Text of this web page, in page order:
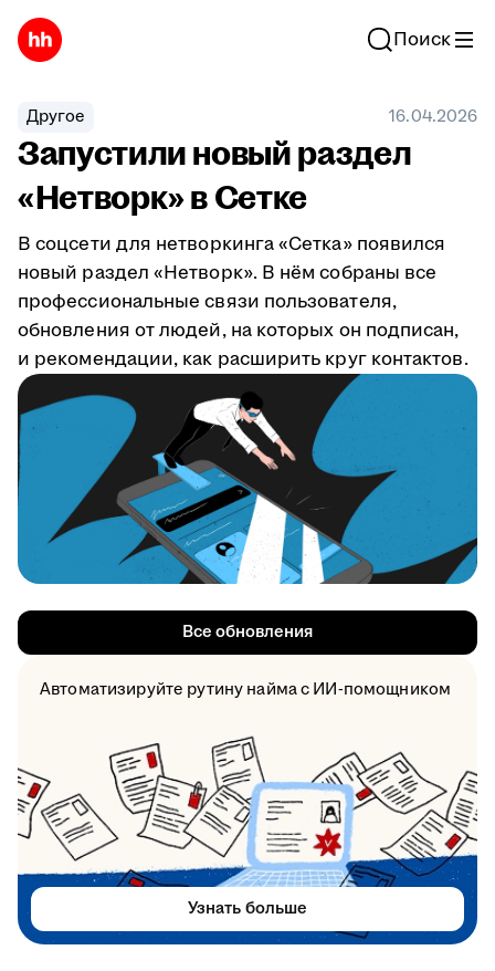
Поиск
Другое 16.04.2026
Запустили новый раздел
«Нетворк» в Сетке
В соцсети для нетворкинга «Сетка» появился
новый раздел «Нетворк». В нём собраны все
профессиональные связи пользователя,
обновления от людей, на которых он подписан,
и рекомендации, как расширить круг контактов.
Все обновления
Автоматизируйте рутину найма с ИИ-помощником
Узнать больше